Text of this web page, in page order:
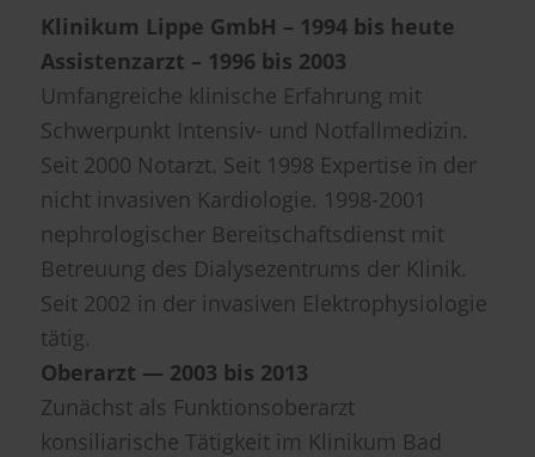
Klinikum Lippe GmbH – 1994 bis heute
Assistenzarzt – 1996 bis 2003
Umfangreiche klinische Erfahrung mit
Schwerpunkt Intensiv- und Notfallmedizin.
Seit 2000 Notarzt. Seit 1998 Expertise in der
nicht invasiven Kardiologie. 1998-2001
nephrologischer Bereitschaftsdienst mit
Betreuung des Dialysezentrums der Klinik.
Seit 2002 in der invasiven Elektrophysiologie
tätig.
Oberarzt — 2003 bis 2013
Zunächst als Funktionsoberarzt
konsiliarische Tätigkeit im Klinikum Bad